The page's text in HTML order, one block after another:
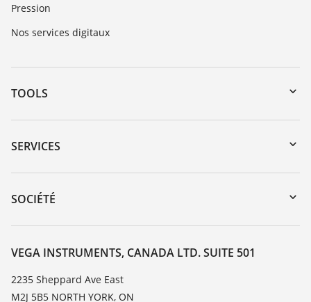
Pression
Nos services digitaux
TOOLS
Téléchargements
Recherche par numéro de série
DTM Collection/PACTware
SERVICES
Retour d'appareil
Service client
SOCIÉTÉ
À propos de VEGA
Contact
News
Presse
VEGA INSTRUMENTS, CANADA LTD. SUITE 501
2235 Sheppard Ave East
M2J 5B5 NORTH YORK, ON